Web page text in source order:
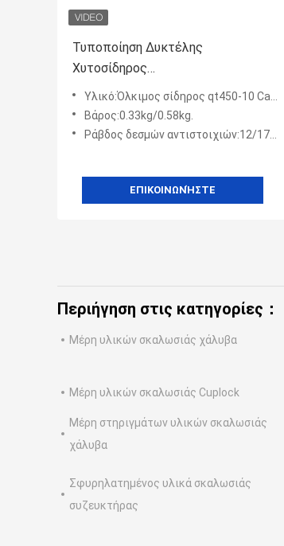
Τυποποίηση Δυκτέλης
Χυτοσίδηρος
Στρογγυλοσυσκευασμός Κωνός
Στραβήτης Αμμοσφαιρίνης
Υλικό:Όλκιμος σίδηρος qt450-10 Casted
Βάρος:0.33kg/0.58kg.
Ράβδος δεσμών αντιστοιχιών:12/17/20 ΚΚ ή προσαρμοσμένος
ΕΠΙΚΟΙΝΩΝΉΣΤΕ
Περιήγηση στις κατηγορίες：
Μέρη υλικών σκαλωσιάς χάλυβα
Μέρη υλικών σκαλωσιάς Cuplock
Μέρη στηριγμάτων υλικών σκαλωσιάς
χάλυβα
Σφυρηλατημένος υλικά σκαλωσιάς
συζευκτήρας